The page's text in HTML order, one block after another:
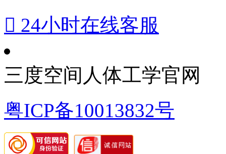
 24小时在线客服
三度空间人体工学官网
粤ICP备10013832号